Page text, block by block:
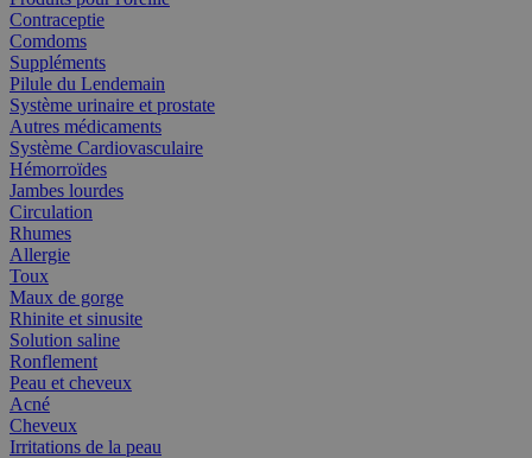
Contraceptie
Comdoms
Suppléments
Pilule du Lendemain
Système urinaire et prostate
Autres médicaments
Système Cardiovasculaire
Hémorroïdes
Jambes lourdes
Circulation
Rhumes
Allergie
Toux
Maux de gorge
Rhinite et sinusite
Solution saline
Ronflement
Peau et cheveux
Acné
Cheveux
Irritations de la peau